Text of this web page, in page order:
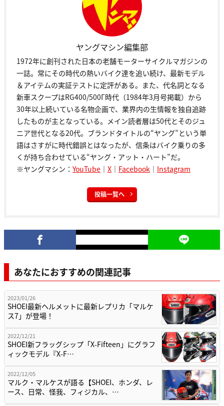
ヤングマシン編集部
1972年に創刊された日本の老舗モーターサイクルマガジンの
一誌。常にその時代の熱いバイク達を追い続け、最新モデル
＆アイテムの実証テストに定評がある。また、代名詞となる
新車スクープはRG400/500Γ時代（1984年3月号掲載）から
30年以上続いている名物企画で、業界内の生情報を独自追跡
したものが主となっている。メイン読者層は50代とそのジュ
ニア世代となる20代。ブランドタイトルの“ヤング”という単
語はさすがに時代錯誤とはなったが、信条はバイク乗りの多
くが持ち合わせている“ヤング・アット・ハート”だ。
※ヤングマシン： YouTube ｜ X ｜ Facebook ｜ Instagram
投稿一覧へ
あなたにおすすめの関連記事
2023/01/26
SHOEI最新ヘルメットに最新レプリカ「マルケ
ス7」が登場！
2022/12/21
SHOEI新フラッグシップ「X-Fifteen」にグラフ
ィックモデル『X-F…
2022/12/05
マルク・マルケスが語る【SHOEI、ホンダ、レ
ース、日常、怪我、フィジカル、…